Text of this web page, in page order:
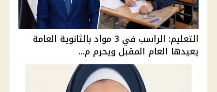
التعليم: الراسب في 3 مواد بالثانوية العامة
يعيدها العام المقبل ويحرم م...